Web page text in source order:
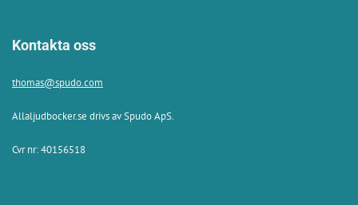
Kontakta oss
thomas@spudo.com
Allaljudbocker.se drivs av Spudo ApS.
Cvr nr: 40156518